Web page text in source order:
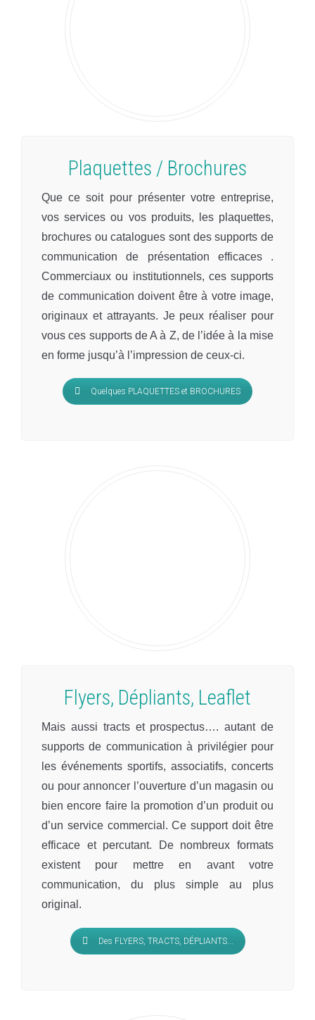
Plaquettes / Brochures
Que ce soit pour présenter votre entreprise,
vos services ou vos produits, les plaquettes,
brochures ou catalogues sont des supports de
communication de présentation efficaces .
Commerciaux ou institutionnels, ces supports
de communication doivent être à votre image,
originaux et attrayants. Je peux réaliser pour
vous ces supports de A à Z, de l’idée à la mise
en forme jusqu’à l’impression de ceux-ci.
Quelques PLAQUETTES et BROCHURES
Flyers, Dépliants, Leaflet
Mais aussi tracts et prospectus…. autant de
supports de communication à privilégier pour
les événements sportifs, associatifs, concerts
ou pour annoncer l’ouverture d’un magasin ou
bien encore faire la promotion d’un produit ou
d’un service commercial. Ce support doit être
efficace et percutant. De nombreux formats
existent pour mettre en avant votre
communication, du plus simple au plus
original.
Des FLYERS, TRACTS, DÉPLIANTS...